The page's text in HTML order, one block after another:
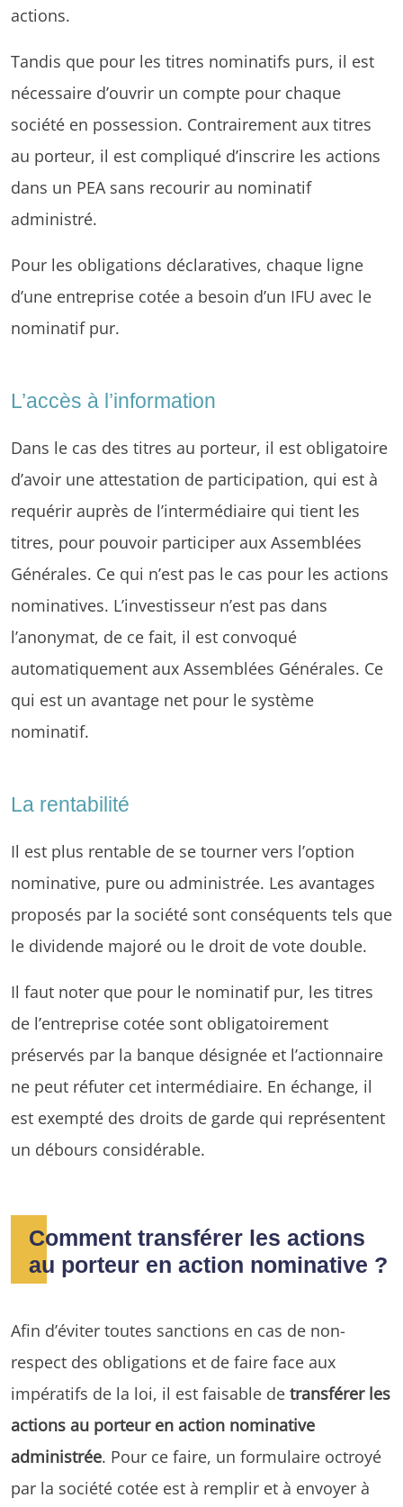
actions.
Tandis que pour les titres nominatifs purs, il est
nécessaire d’ouvrir un compte pour chaque
société en possession. Contrairement aux titres
au porteur, il est compliqué d’inscrire les actions
dans un PEA sans recourir au nominatif
administré.
Pour les obligations déclaratives, chaque ligne
d’une entreprise cotée a besoin d’un IFU avec le
nominatif pur.
L’accès à l’information
Dans le cas des titres au porteur, il est obligatoire
d’avoir une attestation de participation, qui est à
requérir auprès de l’intermédiaire qui tient les
titres, pour pouvoir participer aux Assemblées
Générales. Ce qui n’est pas le cas pour les actions
nominatives. L’investisseur n’est pas dans
l’anonymat, de ce fait, il est convoqué
automatiquement aux Assemblées Générales. Ce
qui est un avantage net pour le système
nominatif.
La rentabilité
Il est plus rentable de se tourner vers l’option
nominative, pure ou administrée. Les avantages
proposés par la société sont conséquents tels que
le dividende majoré ou le droit de vote double.
Il faut noter que pour le nominatif pur, les titres
de l’entreprise cotée sont obligatoirement
préservés par la banque désignée et l’actionnaire
ne peut réfuter cet intermédiaire. En échange, il
est exempté des droits de garde qui représentent
un débours considérable.
Comment transférer les actions
au porteur en action nominative ?
Afin d’éviter toutes sanctions en cas de non-
respect des obligations et de faire face aux
impératifs de la loi, il est faisable de transférer les
actions au porteur en action nominative
administrée. Pour ce faire, un formulaire octroyé
par la société cotée est à remplir et à envoyer à